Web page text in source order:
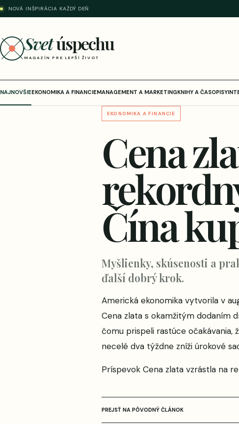
NOVÁ INŠPIRÁCIA KAŽDÝ DEŇ
Svetúspechu
MAGAZÍN PRE LEPŠÍ ŽIVOT
NAJNOVŠIEEKONOMIKA A FINANCIEMANAGEMENT A MARKETINGKNIHY A ČASOPISY
EKONOMIKA A FINANCIE
Cena
Čína
Myšlienky, skúsenosti a
ďalší dobrý krok.
Americká ekonomika vytvorila v
Cena zlata s okamžitým dodaním
čomu prispeli rastúce
necelé dva týždne zníži úrokové
Príspevok Cena zlata vzrástla na
PREJSŤ NA PÔVODNÝ ČLÁNOK